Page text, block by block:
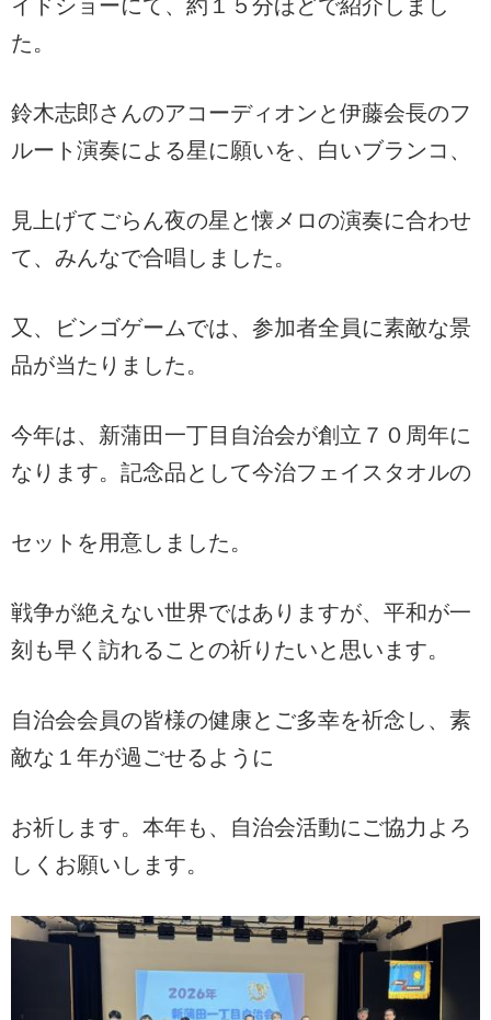
イドショーにて、約１５分ほどで紹介しまし
た。
鈴木志郎さんのアコーディオンと伊藤会長のフ
ルート演奏による星に願いを、白いブランコ、
見上げてごらん夜の星と懐メロの演奏に合わせ
て、みんなで合唱しました。
又、ビンゴゲームでは、参加者全員に素敵な景
品が当たりました。
今年は、新蒲田一丁目自治会が創立７０周年に
なります。記念品として今治フェイスタオルの
セットを用意しました。
戦争が絶えない世界ではありますが、平和が一
刻も早く訪れることの祈りたいと思います。
自治会会員の皆様の健康とご多幸を祈念し、素
敵な１年が過ごせるように
お祈します。本年も、自治会活動にご協力よろ
しくお願いします。